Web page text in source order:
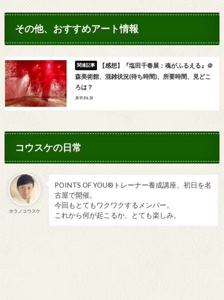
その他、おすすめアート情報
【感想】『塩田千春展：魂がふるえる』＠
森美術館、混雑状況(待ち時間)、所要時間、見どこ
ろは？
2019.06.24
コウスケの日常
ホラノコウスケ
POINTS OF YOU®トレーナー養成講座、初日を名
古屋で開催。
今回もとてもワクワクするメンバー。
これから何が起こるか、とても楽しみ。